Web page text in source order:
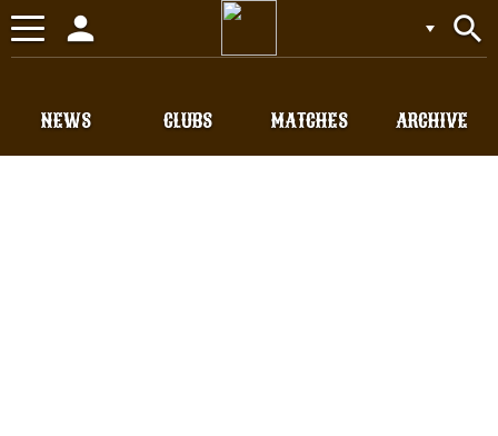
Toggle
navigation
search
person
CLUBS
NEWS MATCHES ARCHIVE